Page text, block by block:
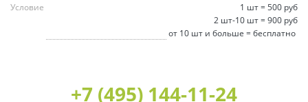
Условие
1 шт = 500 руб
2 шт-10 шт = 900 руб
от 10 шт и больше = бесплатно
+7 (495) 144-11-24